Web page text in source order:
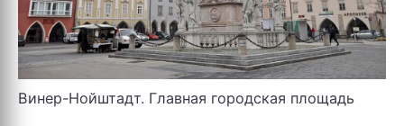
Винер-Нойштадт. Главная городская площадь